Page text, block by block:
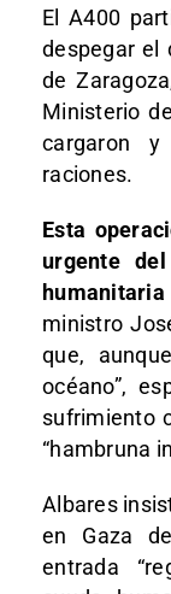
El A400
despegar el
de
Ministerio
cargaron
raciones.
Esta
urgente
ministro
que,
océano”,
sufrimiento
“hambruna
Albares
en Gaza
entrada